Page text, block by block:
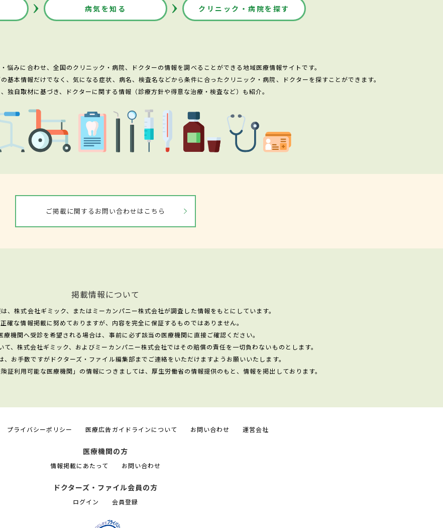
病気を知る クリニック・病院を探す
悩みに合わせ、全国のクリニック・病院、ドクターの情報を調べることができる地域医療情報サイトです。
基本情報だけでなく、気になる症状、病名、検査名などから条件に合ったクリニック・病院、ドクターを探すことができます。
独自取材に基づき、ドクターに関する情報（診療方針や得意な治療・検査など）も紹介。
ご掲載に関するお問い合わせはこちら
掲載情報について
、株式会社ギミック、またはミーカンパニー株式会社が調査した情報をもとにしています。
確な情報掲載に努めておりますが、内容を完全に保証するものではありません。
療機関へ受診を希望される場合は、事前に必ず該当の医療機関に直接ご確認ください。
、株式会社ギミック、およびミーカンパニー株式会社ではその賠償の責任を一切負わないものとします。
、お手数ですがドクターズ・ファイル編集部までご連絡をいただけますようお願いいたします。
証利用可能な医療機関」の情報につきましては、厚生労働省の情報提供のもと、情報を掲出しております。
プライバシーポリシー 医療広告ガイドラインについて お問い合わせ 運営会社
医療機関の方
情報掲載にあたって お問い合わせ
ドクターズ・ファイル会員の方
ログイン 会員登録